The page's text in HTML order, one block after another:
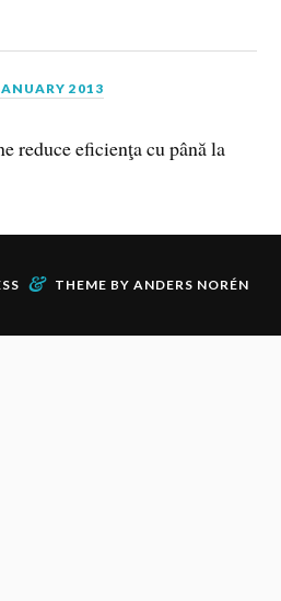
2013
reduce eficienţa cu până la
& THEME BY ANDERS NORÉN